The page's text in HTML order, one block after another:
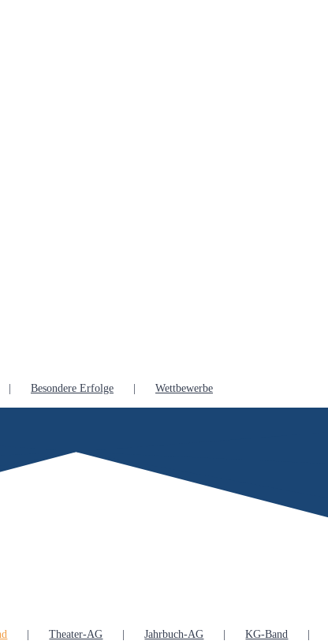
Besondere Erfolge Wettbewerbe
Theater-AG Jahrbuch-AG KG-Band